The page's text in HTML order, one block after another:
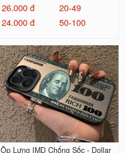
26.000 đ
20-49
24.000 đ
50-100
Ốp Lưng IMD Chống Sốc - Dollar